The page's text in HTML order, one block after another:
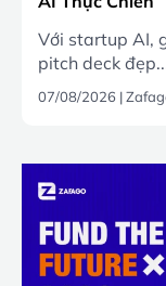
Với startup AI,
pitch deck
07/08/2026 |